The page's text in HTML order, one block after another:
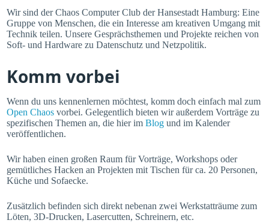
Wir sind der Chaos Computer Club der Hansestadt Hamburg: Eine
Gruppe von Menschen, die ein Interesse am kreativen Umgang mit
Technik teilen. Unsere Gesprächsthemen und Projekte reichen von
Soft- und Hardware zu Datenschutz und Netzpolitik.
Komm vorbei
Wenn du uns kennenlernen möchtest, komm doch einfach mal zum
Open Chaos vorbei. Gelegentlich bieten wir außerdem Vorträge zu
spezifischen Themen an, die hier imBlog und im Kalender
veröffentlichen.
Wir haben einen großen Raum für Vorträge, Workshops oder
gemütliches Hacken an Projekten mit Tischen für ca. 20 Personen,
Küche und Sofaecke.
Zusätzlich befinden sich direkt nebenan zwei Werkstatträume zum
Löten, 3D-Drucken, Lasercutten, Schreinern, etc.